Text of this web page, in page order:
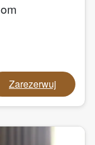
Zarezerwuj